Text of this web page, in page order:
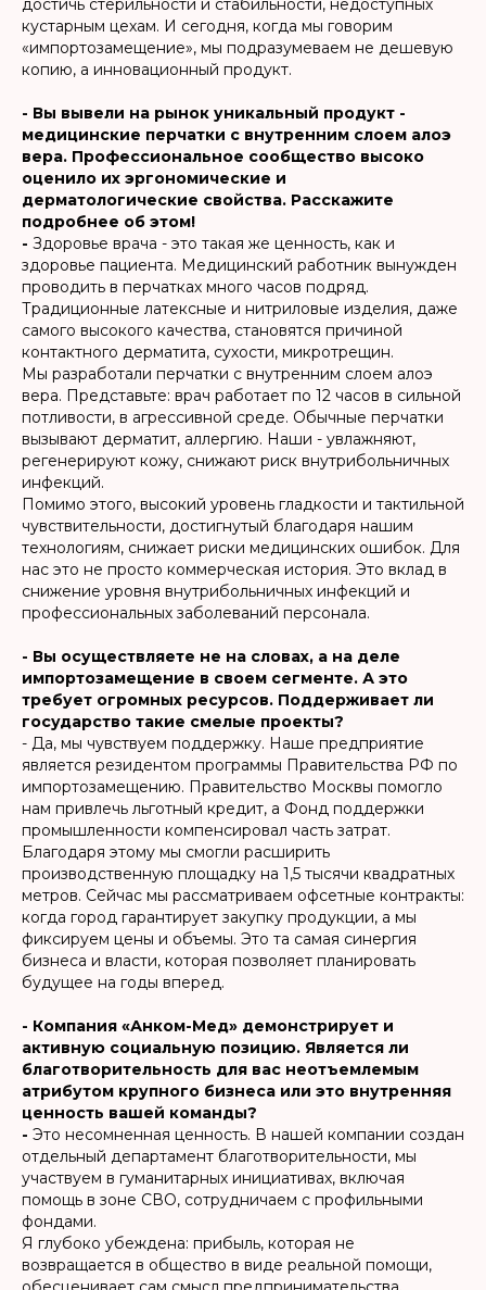
достичь стерильности и стабильности, недоступных
кустарным цехам. И сегодня, когда мы говорим
«импортозамещение», мы подразумеваем не дешевую
копию, а инновационный продукт.
- Вы вывели на рынок уникальный продукт -
медицинские перчатки с внутренним слоем алоэ
вера. Профессиональное сообщество высоко
оценило их эргономические и
дерматологические свойства. Расскажите
подробнее об этом!
- Здоровье врача - это такая же ценность, как и
здоровье пациента. Медицинский работник вынужден
проводить в перчатках много часов подряд.
Традиционные латексные и нитриловые изделия, даже
самого высокого качества, становятся причиной
контактного дерматита, сухости, микротрещин.
Мы разработали перчатки с внутренним слоем алоэ
вера. Представьте: врач работает по 12 часов в сильной
потливости, в агрессивной среде. Обычные перчатки
вызывают дерматит, аллергию. Наши - увлажняют,
регенерируют кожу, снижают риск внутрибольничных
инфекций.
Помимо этого, высокий уровень гладкости и тактильной
чувствительности, достигнутый благодаря нашим
технологиям, снижает риски медицинских ошибок. Для
нас это не просто коммерческая история. Это вклад в
снижение уровня внутрибольничных инфекций и
профессиональных заболеваний персонала.
- Вы осуществляете не на словах, а на деле
импортозамещение в своем сегменте. А это
требует огромных ресурсов. Поддерживает ли
государство такие смелые проекты?
- Да, мы чувствуем поддержку. Наше предприятие
является резидентом программы Правительства РФ по
импортозамещению. Правительство Москвы помогло
нам привлечь льготный кредит, а Фонд поддержки
промышленности компенсировал часть затрат.
Благодаря этому мы смогли расширить
производственную площадку на 1,5 тысячи квадратных
метров. Сейчас мы рассматриваем офсетные контракты:
когда город гарантирует закупку продукции, а мы
фиксируем цены и объемы. Это та самая синергия
бизнеса и власти, которая позволяет планировать
будущее на годы вперед.
- Компания «Анком-Мед» демонстрирует и
активную социальную позицию. Является ли
благотворительность для вас неотъемлемым
атрибутом крупного бизнеса или это внутренняя
ценность вашей команды?
- Это несомненная ценность. В нашей компании создан
отдельный департамент благотворительности, мы
участвуем в гуманитарных инициативах, включая
помощь в зоне СВО, сотрудничаем с профильными
фондами.
Я глубоко убеждена: прибыль, которая не
возвращается в общество в виде реальной помощи,